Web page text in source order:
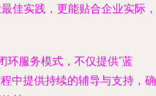
佳实践，更能贴合企业实际，
环服务模式，不仅提供“蓝
中提供持续的辅导与支持，确